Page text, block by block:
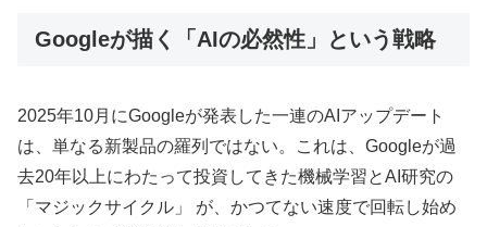
Googleが描く「AIの必然性」という戦略
2025年10月にGoogleが発表した一連のAIアップデート
は、単なる新製品の羅列ではない。これは、Googleが過
去20年以上にわたって投資してきた機械学習とAI研究の
「マジックサイクル」 が、かつてない速度で回転し始め